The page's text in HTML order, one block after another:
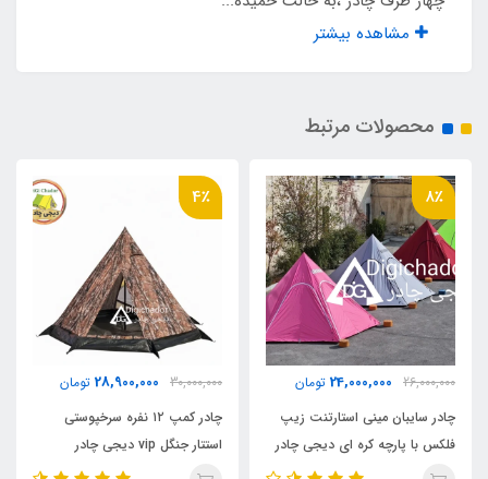
تور پشه‌ بند
نوع زیپ
شماره 5
تعداد میله
16 عدد
پنجره توری سقف
دارد
اقلام همراه
مشاهده بیشتر
محصولات مرتبط
8٪
26,000,000
24,000,000 تومان
چادر سایبان مینی استارتنت زیپ
فلکس با پارچه کره ای دیجی چادر
4٪
30,000,000
28,900,000 تومان
چادر کمپ ۱۲ نفره سرخپوستی
استتار جنگل vip دیجی چادر